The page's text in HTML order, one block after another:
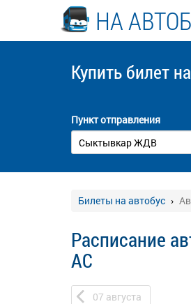
НА
Купить билет
Пункт отправления
Билеты на автобус
Расписание
АС
07 августа